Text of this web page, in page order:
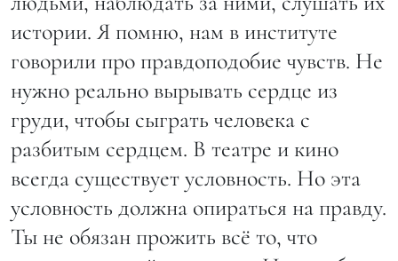
истории. Я помню, нам в институте
говорили про правдоподобие чувств. Не
нужно реально вырывать сердце из
груди, чтобы сыграть человека с
разбитым сердцем. В театре и кино
всегда существует условность. Но эта
условность должна опираться на правду.
Ты не обязан прожить всё то, что